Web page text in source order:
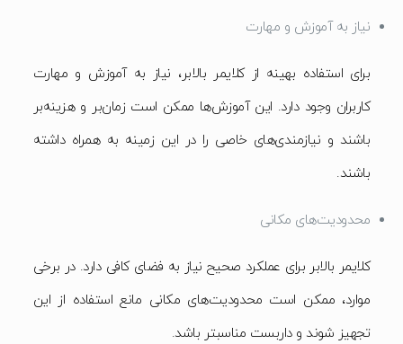
نیاز به آموزش و مهارت
برای استفاده بهینه از کلایمر بالابر، نیاز به آموزش و مهارت
کاربران وجود دارد. این آموزش‌ها ممکن است زمان‌بر و هزینه‌بر
باشند و نیازمندی‌های خاصی را در این زمینه به همراه داشته
باشند.
محدودیت‌های مکانی
کلایمر بالابر برای عملکرد صحیح نیاز به فضای کافی دارد. در برخی
موارد، ممکن است محدودیت‌های مکانی مانع استفاده از این
تجهیز شوند و داربست مناسبتر باشد.